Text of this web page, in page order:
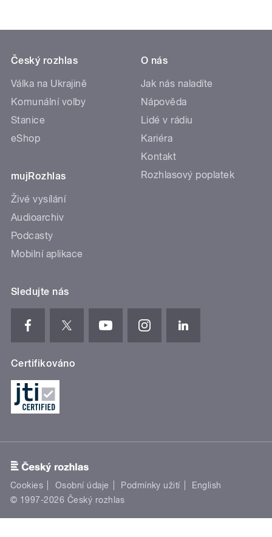
Český rozhlas
Válka na Ukrajině
Komunální volby
Stanice
eShop
mujRozhlas
Živé vysílání
Audioarchiv
Podcasty
Mobilní aplikace
O nás
Jak nás naladíte
Nápověda
Lidé v rádiu
Kariéra
Kontakt
Rozhlasový poplatek
Sledujte nás
Certifikováno
Cookies Osobní údaje Podmínky užití
English
© 1997-2026 Český rozhlas